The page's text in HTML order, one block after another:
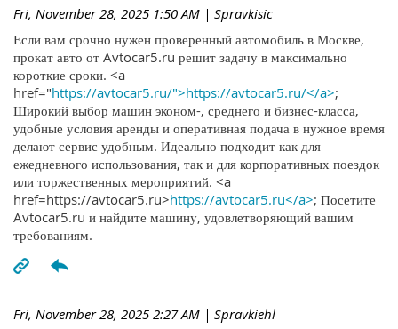
Fri, November 28, 2025 1:50 AM | Spravkisic
Если вам срочно нужен проверенный автомобиль в Москве,
прокат авто от Avtocar5.ru решит задачу в максимально
короткие сроки. <a
href="https://avtocar5.ru/">https://avtocar5.ru/</a>;
Широкий выбор машин эконом-, среднего и бизнес-класса,
удобные условия аренды и оперативная подача в нужное время
делают сервис удобным. Идеально подходит как для
ежедневного использования, так и для корпоративных поездок
или торжественных мероприятий. <a
href=https://avtocar5.ru>https://avtocar5.ru</a>; Посетите
Avtocar5.ru и найдите машину, удовлетворяющий вашим
требованиям.
Fri, November 28, 2025 2:27 AM | Spravkiehl